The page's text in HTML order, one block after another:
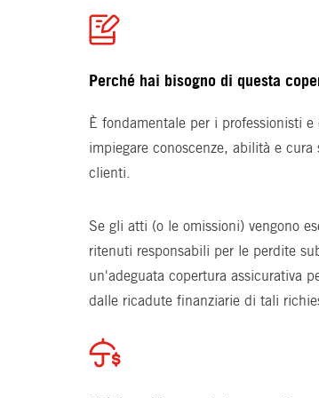
Perché hai bisogno di questa
È fondamentale per i professionisti
impiegare conoscenze, abilità e
clienti.
Se gli atti (o le omissioni) vengono
ritenuti responsabili per le perdite
un'adeguata copertura assicurativa
dalle ricadute finanziarie di tali